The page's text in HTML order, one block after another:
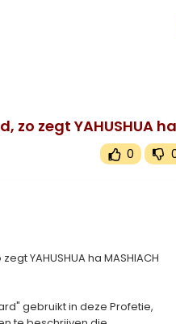
zegt YAHUSHUA
0
YAHUSHUA ha MASHIACH
gebruikt in deze Profetie,